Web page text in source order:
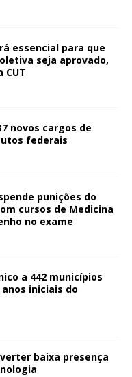
essencial para que
seja aprovado,
CUT
novos cargos de
federais
punições do
cursos de Medicina
no exame
a 442 municípios
iniciais do
baixa presença